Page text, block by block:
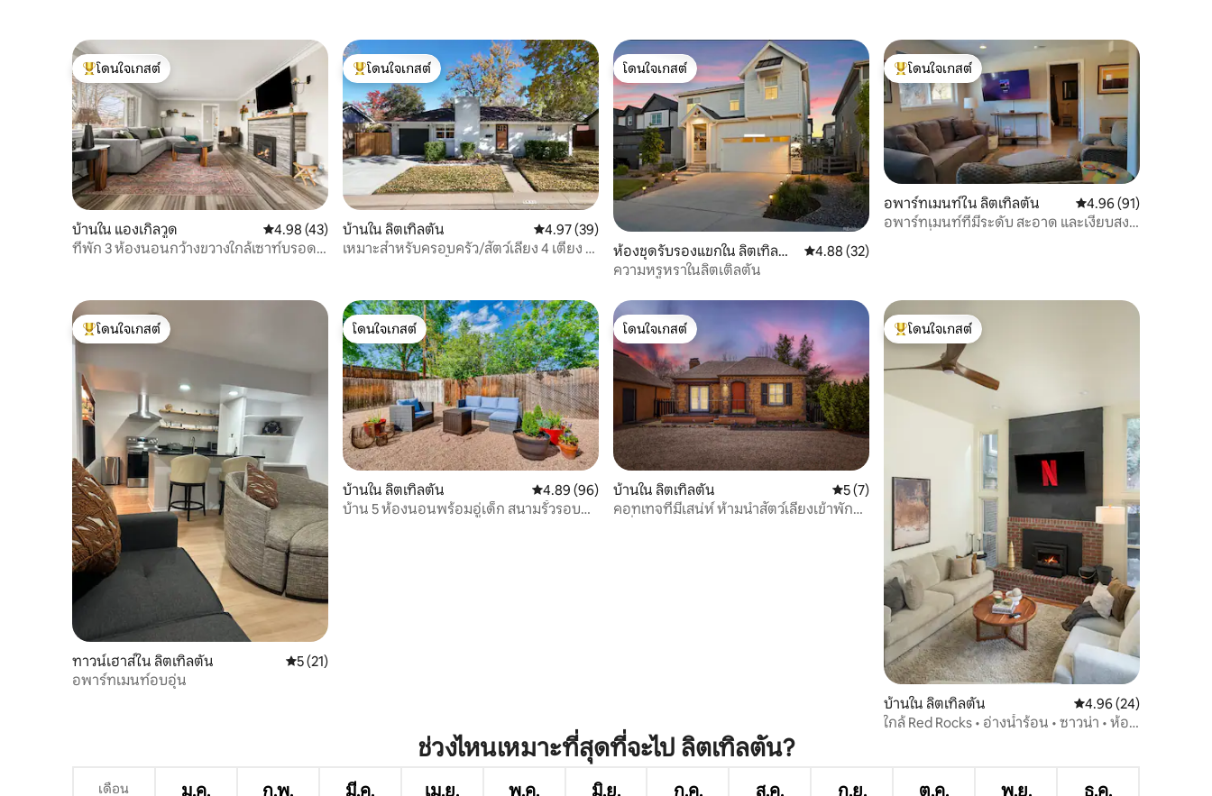
โดนใจเกสต์ที่สุด
โดนใจเกสต์
บ้านใน แองเกิลวูด คะแนนเฉลี่ย 4.98 จาก 5, 43 รีวิว
4.98 (43)
ที่พัก 3 ห้องนอนกว้างขวางใกล้เซาท์บรอด
โดนใจเกสต์ที่สุด
โดนใจเกสต์
บ้านใน ลิตเทิลตัน คะแนนเฉลี่ย 4.97 จาก 5, 39 รีวิว
4.97 (39)
เหมาะสำหรับครอบครัว/สัตว์เลี้ยง 4 เตียง 3
โดนใจเกสต์
โดนใจเกสต์
ห้องชุดรับรองแขกใน ลิตเทิลตั
น
คะแนนเฉลี่ย 4.88 จาก 5, 32 รีวิว
4.88 (32)
ความหรูหราในลิตเติลตัน
โดนใจเกสต์ที่สุด
โดนใจเกสต์
อพาร์ทเมนท์ใน ลิตเทิลตัน คะแนนเฉลี่ย 4.96 จาก
4.96 (91)
อพาร์ทเมนท์ที่มีระดับ สะอาด และเงียบสงบ
โดนใจเกสต์ที่สุด
โดนใจเกสต์
ทาวน์เฮาส์ใน ลิตเทิลตัน คะแนนเฉลี่ย 5 จาก 5, 21 รีวิว
5 (21)
อพาร์ทเมนท์อบอุ่น
โดนใจเกสต์
โดนใจเกสต์
บ้านใน ลิตเทิลตัน คะแนนเฉลี่ย 4.89 จาก 5, 96 รีวิว
4.89 (96)
บ้าน 5 ห้องนอนพร้อมอู่เด็ก สนามรั้วรอบ
โดนใจเกสต์
โดนใจเกสต์
บ้านใน ลิตเทิลตัน คะแนนเฉลี่ย 5 จาก 5, 7 รีวิว
5 (7)
คอทเทจที่มีเสน่ห์ ห้ามนำสัตว์เลี้ยงเข้าพัก
โดนใจเกสต์ที่สุด
โดนใจเกสต์
บ้านใน ลิตเทิลตัน คะแนนเฉลี่ย 4.96 จาก
4.96 (24)
ใกล้ Red Rocks • อ่างน้ำร้อน • ซาวน่า • ห้อง
ช่วงไหนเหมาะที่สุดที่จะไป ลิตเทิลตัน?
เดือน ม.ค. ก.พ. มี.ค. เม.ย. พ.ค. มิ.ย. ก.ค. ส.ค. ก.ย. ต.ค. พ.ย. ธ.ค.